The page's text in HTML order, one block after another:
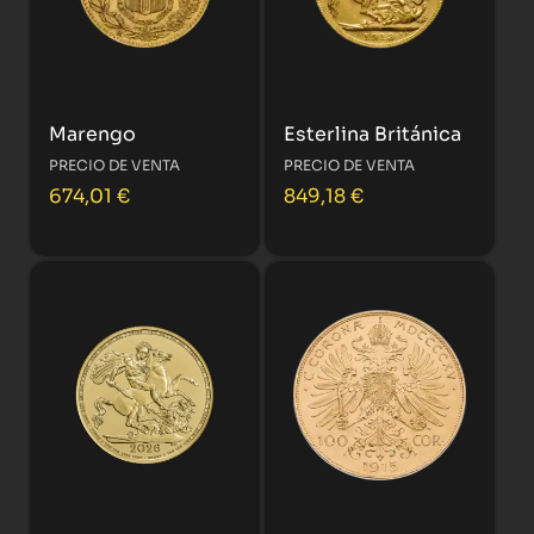
Marengo
PRECIO DE VENTA
674,01 €
Esterlina Británica
PRECIO DE VENTA
849,18€